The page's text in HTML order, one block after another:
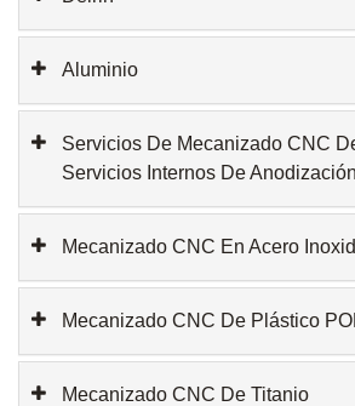
Aluminio
Servicios De Mecanizado CNC
Servicios Internos De Anodización
Mecanizado CNC En Acero
Mecanizado CNC De Plástico
Mecanizado CNC De Titanio